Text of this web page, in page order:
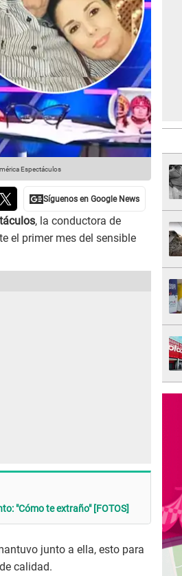
Espectáculos
, la conductora de
el primer mes del sensible
"Cómo te extraño" [FOTOS]
junto a ella, esto para
calidad.